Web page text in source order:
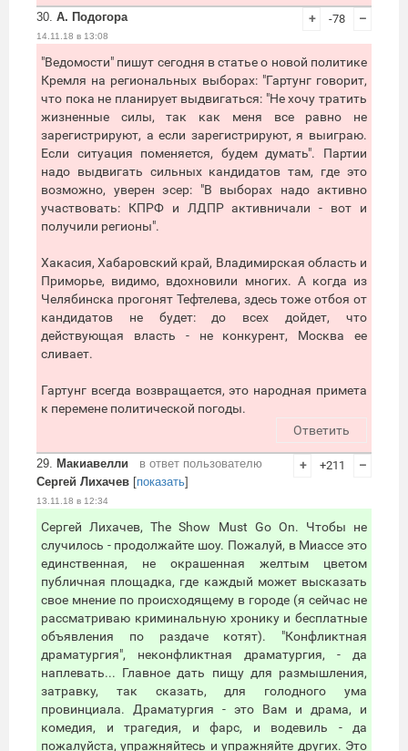
30. А. Подогора
14.11.18 в 13:08
+ -78 –
"Ведомости" пишут сегодня в статье о новой политике
Кремля на региональных выборах: "Гартунг говорит,
что пока не планирует выдвигаться: "Не хочу тратить
жизненные силы, так как меня все равно не
зарегистрируют, а если зарегистрируют, я выиграю.
Если ситуация поменяется, будем думать". Партии
надо выдвигать сильных кандидатов там, где это
возможно, уверен эсер: "В выборах надо активно
участвовать: КПРФ и ЛДПР активничали - вот и
получили регионы".
Хакасия, Хабаровский край, Владимирская область и
Приморье, видимо, вдохновили многих. А когда из
Челябинска прогонят Тефтелева, здесь тоже отбоя от
кандидатов не будет: до всех дойдет, что
действующая власть - не конкурент, Москва ее
сливает.
Гартунг всегда возвращается, это народная примета
к перемене политической погоды.
Ответить
29. Макиавелли
в ответ пользователю
Сергей Лихачев [показать]
13.11.18 в 12:34
+ +211 –
Сергей Лихачев, The Show Must Go On. Чтобы не
случилось - продолжайте шоу. Пожалуй, в Миассе это
единственная, не окрашенная желтым цветом
публичная площадка, где каждый может высказать
свое мнение по происходящему в городе (я сейчас не
рассматриваю криминальную хронику и бесплатные
объявления по раздаче котят). "Конфликтная
драматургия", неконфликтная драматургия, - да
наплевать... Главное дать пищу для размышления,
затравку, так сказать, для голодного ума
провинциала. Драматургия - это Вам и драма, и
комедия, и трагедия, и фарс, и водевиль - да
пожалуйста, упражняйтесь и упражняйте других. Это